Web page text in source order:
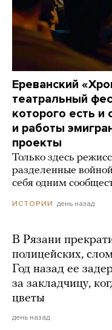
Ереванский
театральный
которого есть и
и работы
проекты
Только здесь
разделенные
себя одним
ИСТОРИИ день назад
В Рязани
полицейских,
Год назад ее
за закладчицу,
цветы
день назад